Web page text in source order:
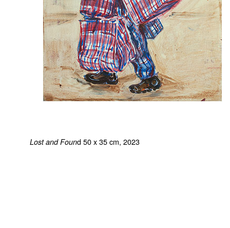
Lost and Found 50 x 35 cm, 2023